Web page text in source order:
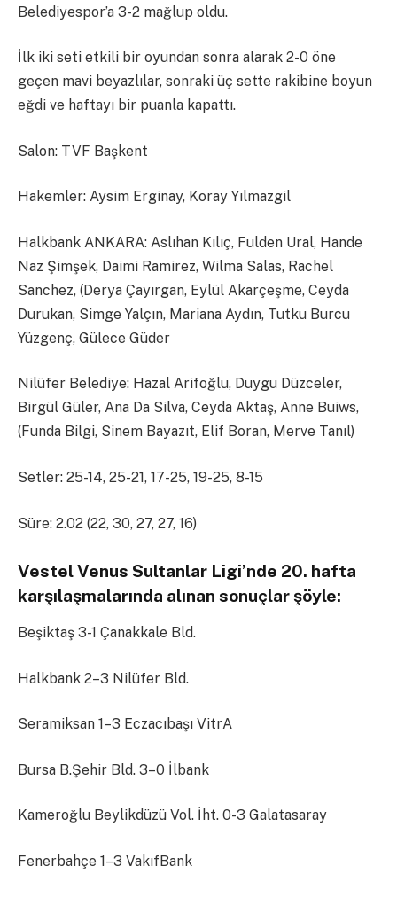
Belediyespor’a 3-2 mağlup oldu.
İlk iki seti etkili bir oyundan sonra alarak 2-0 öne
geçen mavi beyazlılar, sonraki üç sette rakibine boyun
eğdi ve haftayı bir puanla kapattı.
Salon: TVF Başkent
Hakemler: Aysim Erginay, Koray Yılmazgil
Halkbank ANKARA: Aslıhan Kılıç, Fulden Ural, Hande
Naz Şimşek, Daimi Ramirez, Wilma Salas, Rachel
Sanchez, (Derya Çayırgan, Eylül Akarçeşme, Ceyda
Durukan, Simge Yalçın, Mariana Aydın, Tutku Burcu
Yüzgenç, Gülece Güder
Nilüfer Belediye: Hazal Arifoğlu, Duygu Düzceler,
Birgül Güler, Ana Da Silva, Ceyda Aktaş, Anne Buiws,
(Funda Bilgi, Sinem Bayazıt, Elif Boran, Merve Tanıl)
Setler: 25-14, 25-21, 17-25, 19-25, 8-15
Süre: 2.02 (22, 30, 27, 27, 16)
Vestel Venus Sultanlar Ligi’nde 20. hafta
karşılaşmalarında alınan sonuçlar şöyle:
Beşiktaş 3-1 Çanakkale Bld.
Halkbank 2–3 Nilüfer Bld.
Seramiksan 1–3 Eczacıbaşı VitrA
Bursa B.Şehir Bld. 3–0 İlbank
Kameroğlu Beylikdüzü Vol. İht. 0-3 Galatasaray
Fenerbahçe 1–3 VakıfBank